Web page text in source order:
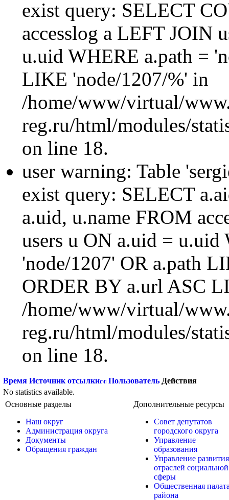
exist query: SELECT
accesslog a LEFT JOIN
u.uid WHERE a.path =
LIKE 'node/1207/%' in
/home/www/virtual/
reg.ru/html/modules/
on line 18.
user warning: Table
exist query: SELECT
a.uid, u.name FROM
users u ON a.uid = u.uid
'node/1207' OR a.path
ORDER BY a.url ASC
/home/www/virtual/
reg.ru/html/modules/
on line 18.
Время Источник отсылки Пользователь Действия
No statistics available.
Основные разделы
Наш округ
Администрация округа
Документы
Обращения граждан
Дополнительные ресурсы
Совет депутатов
городского округа
Управление
образования
Управление развития
отраслей социальной
сферы
Общественная
района